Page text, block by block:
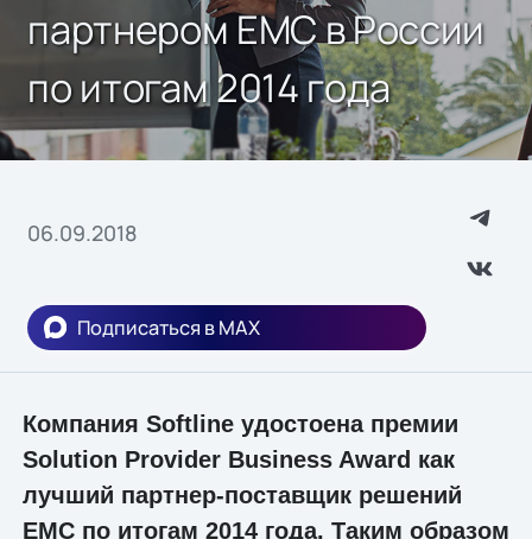
партнером EMC в России
по итогам 2014 года
06.09.2018
Подписаться в MAX
Компания Softline удостоена премии
Solution Provider Business Award как
лучший партнер-поставщик решений
EMC по итогам 2014 года. Таким образом